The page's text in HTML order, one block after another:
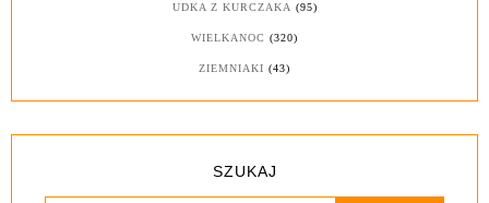
UDKA Z KURCZAKA (95)
WIELKANOC (320)
ZIEMNIAKI (43)
SZUKAJ